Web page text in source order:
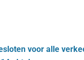
voor alle